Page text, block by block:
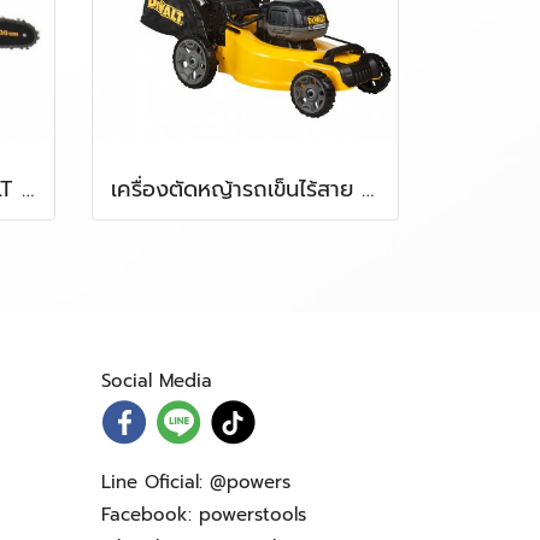
เลื่อยโซ่แบตเตอรี่ DEWALT รุ่น DCM565N-B1 ขนาด 10 นิ้ว 20V. (ตัวเปล่า) เครื่องตัดหญ้ารถเข็นไร้สาย DEWALT รุ่น DCMW564N 2 X 20V. (ตัวเปล่า)
Social Media
Line Oficial: @powers
Facebook: powerstools